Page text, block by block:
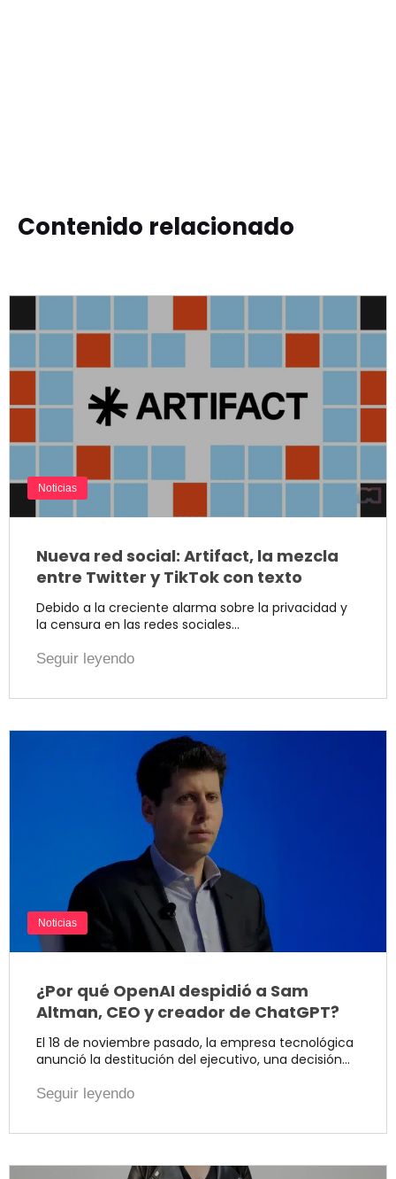
Contenido relacionado
Noticias
Nueva red social: Artifact, la mezcla
entre Twitter y TikTok con texto
Debido a la creciente alarma sobre la privacidad y
la censura en las redes sociales…
Seguir leyendo
Noticias
¿Por qué OpenAI despidió a Sam
Altman, CEO y creador de ChatGPT?
El 18 de noviembre pasado, la empresa tecnológica
anunció la destitución del ejecutivo, una decisión…
Seguir leyendo